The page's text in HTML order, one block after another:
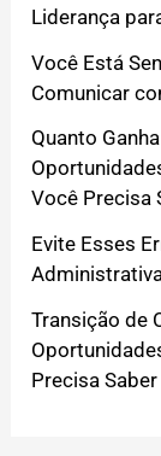
Liderança
Você Está
Comunicar
Quanto
Você Precisa
Evite Esses
Transição de
Precisa Saber